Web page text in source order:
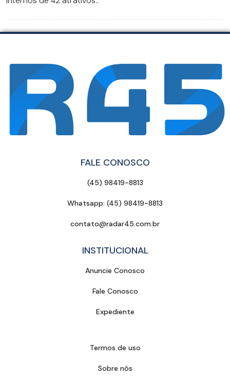
FALE CONOSCO
(45) 98419-8813
Whatsapp: (45) 98419-8813
contato@radar45.com.br
INSTITUCIONAL
Anuncie Conosco
Fale Conosco
Expediente
Termos de uso
Sobre nós